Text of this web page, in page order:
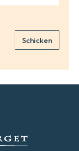
Schicken